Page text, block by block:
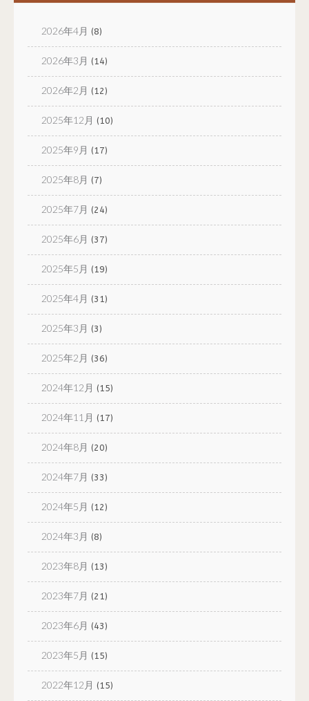
2026年4月 (8)
2026年3月 (14)
2026年2月 (12)
2025年12月 (10)
2025年9月 (17)
2025年8月 (7)
2025年7月 (24)
2025年6月 (37)
2025年5月 (19)
2025年4月 (31)
2025年3月 (3)
2025年2月 (36)
2024年12月 (15)
2024年11月 (17)
2024年8月 (20)
2024年7月 (33)
2024年5月 (12)
2024年3月 (8)
2023年8月 (13)
2023年7月 (21)
2023年6月 (43)
2023年5月 (15)
2022年12月 (15)